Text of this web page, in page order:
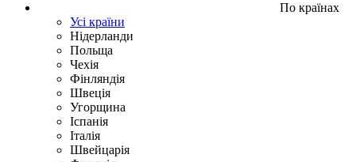
По країнах
Усі країни
Нідерланди
Польща
Чехія
Фінляндія
Швеція
Угорщина
Іспанія
Італія
Швейцарія